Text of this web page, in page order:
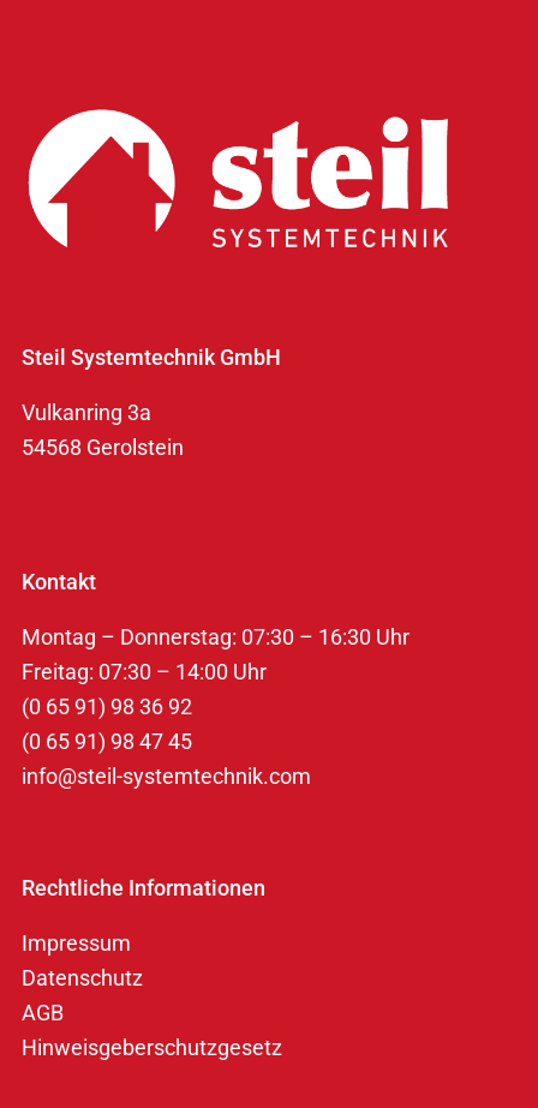
Steil Systemtechnik GmbH
Vulkanring 3a
54568 Gerolstein
Kontakt
Montag – Donnerstag: 07:30 – 16:30 Uhr
Freitag: 07:30 – 14:00 Uhr
(0 65 91) 98 36 92
(0 65 91) 98 47 45
info@steil-systemtechnik.com
Rechtliche Informationen
Impressum
Datenschutz
AGB
Hinweisgeberschutzgesetz